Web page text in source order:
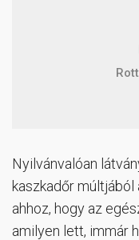
Nyilvánvalóan
kaszkadőr múltjából
ahhoz, hogy az
amilyen lett, immár